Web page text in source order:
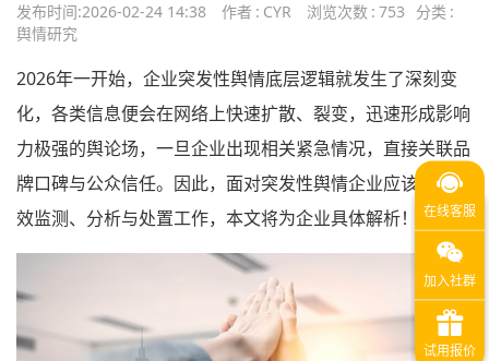
发布时间:2026-02-24 14:38 作者 : CYR 浏览次数 : 753 分类 :
舆情研究
2026年一开始，企业突发性舆情底层逻辑就发生了深刻变
化，各类信息便会在网络上快速扩散、裂变，迅速形成影响
力极强的舆论场，一旦企业出现相关紧急情况，直接关联品
牌口碑与公众信任。因此，面对突发性舆情企业应该如何高
效监测、分析与处置工作，本文将为企业具体解析！